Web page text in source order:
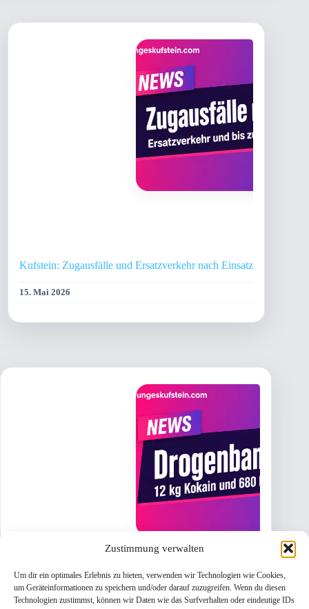
Zustimmung verwalten
Um dir ein optimales Erlebnis zu bieten, verwenden wir Technologien wie Cookies,
um Geräteinformationen zu speichern und/oder darauf zuzugreifen. Wenn du diesen
Technologien zustimmst, können wir Daten wie das Surfverhalten oder eindeutige IDs
Kufstein: Zugausfälle und Ersatzverkehr nach Einsatz
15. Mai 2026